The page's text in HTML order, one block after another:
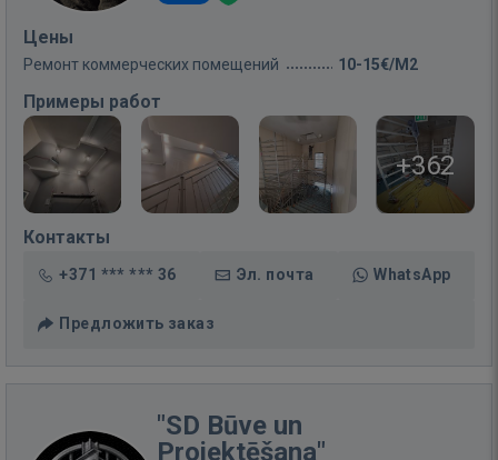
Цены
Ремонт коммерческих помещений 10-15€/M2
Примеры работ
+362
Контакты
+371 *** *** 36 Эл. почта WhatsApp
Предложить заказ
"SD Būve un
Projektēšana"